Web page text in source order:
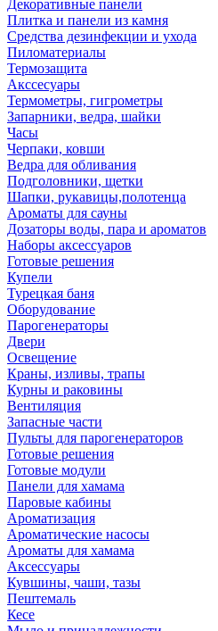
Декоративные панели
Плитка и панели из камня
Средства дезинфекции и ухода
Пиломатериалы
Термозащита
Аксcесуары
Термометры, гигрометры
Запарники, ведра, шайки
Часы
Черпаки, ковши
Ведра для обливания
Подголовники, щетки
Шапки, рукавицы,полотенца
Ароматы для сауны
Дозаторы воды, пара и ароматов
Наборы аксессуаров
Готовые решения
Купели
Турецкая баня
Оборудование
Парогенераторы
Двери
Освещение
Краны, изливы, трапы
Курны и раковины
Вентиляция
Запасные части
Пульты для парогенераторов
Готовые решения
Готовые модули
Панели для хамама
Паровые кабины
Ароматизация
Ароматические насосы
Ароматы для хамама
Аксессуары
Кувшины, чаши, тазы
Пештемаль
Кесе